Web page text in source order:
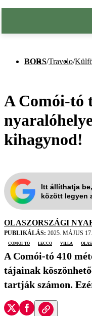
BORS/Travelo/
A Comói-tó
kihagynod!
Itt állíthatja
között legyen
OLASZORSZÁGI
PUBLIKÁLÁS: 2025. MÁJUS
Comói-tó
Lecco villa
A Comói-tó 410
tájainak
tartják számon.